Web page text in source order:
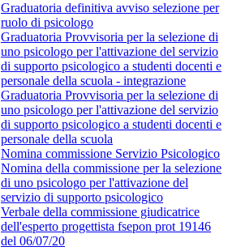
Graduatoria definitiva avviso selezione per
ruolo di psicologo
Graduatoria Provvisoria per la selezione di
uno psicologo per l'attivazione del servizio
di supporto psicologico a studenti docenti e
personale della scuola - integrazione
Graduatoria Provvisoria per la selezione di
uno psicologo per l'attivazione del servizio
di supporto psicologico a studenti docenti e
personale della scuola
Nomina commissione Servizio Psicologico
Nomina della commissione per la selezione
di uno psicologo per l'attivazione del
servizio di supporto psicologico
Verbale della commissione giudicatrice
dell'esperto progettista fsepon prot 19146
del 06/07/20